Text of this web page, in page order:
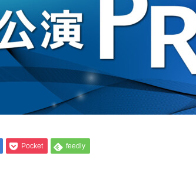
Pocket feedly